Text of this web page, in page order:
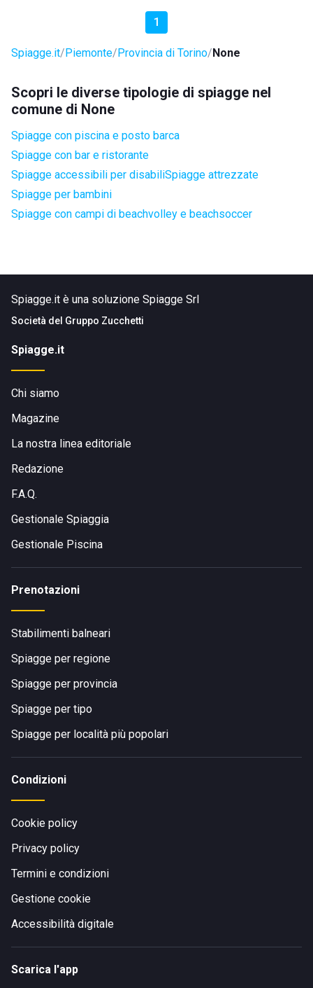
1
Spiagge.it Piemonte Provincia di Torino None
Scopri le diverse tipologie di spiagge nel
comune di None
Spiagge con piscina e posto barca
Spiagge con bar e ristorante
Spiagge accessibili per disabiliSpiagge attrezzate
Spiagge per bambini
Spiagge con campi di beachvolley e beachsoccer
Spiagge.it è una soluzione Spiagge Srl
Società del Gruppo Zucchetti
Spiagge.it
Chi siamo
Magazine
La nostra linea editoriale
Redazione
F.A.Q.
Gestionale Spiaggia
Gestionale Piscina
Prenotazioni
Stabilimenti balneari
Spiagge per regione
Spiagge per provincia
Spiagge per tipo
Spiagge per località più popolari
Condizioni
Cookie policy
Privacy policy
Termini e condizioni
Gestione cookie
Accessibilità digitale
Scarica l'app